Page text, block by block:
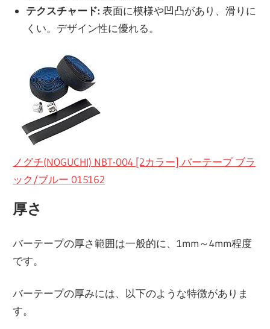
テクスチャード: 表面に模様や凹凸があり、滑りに
くい。デザイン性に優れる。
ノグチ(NOGUCHI) NBT-004 [2カラー] バーテープ ブラ
ック/ブルー 015162
厚さ
バーテープの厚さ範囲は一般的に、1mm～4mm程度
です。
バーテープの厚みには、以下のような特徴がありま
す。